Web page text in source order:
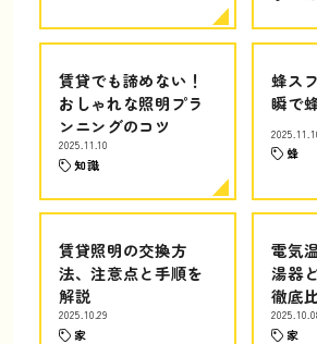
賃貸でも諦めない！
おしゃれな照明プラ
ンニングのコツ
2025.11.10
知識
蜂ス
瞬で
蜂
賃貸照明の交換方
法、注意点と手順を
解説
2025.10.29
家
電気
湯器
徹底
家